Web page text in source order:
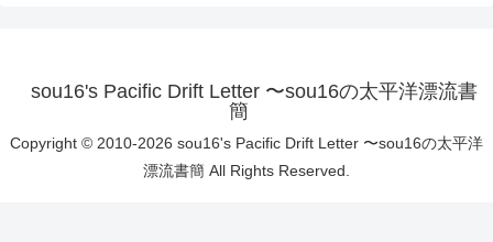
sou16's Pacific Drift Letter 〜sou16の太平洋漂流書
簡
Copyright © 2010-2026 sou16's Pacific Drift Letter 〜sou16の太平洋
漂流書簡 All Rights Reserved.